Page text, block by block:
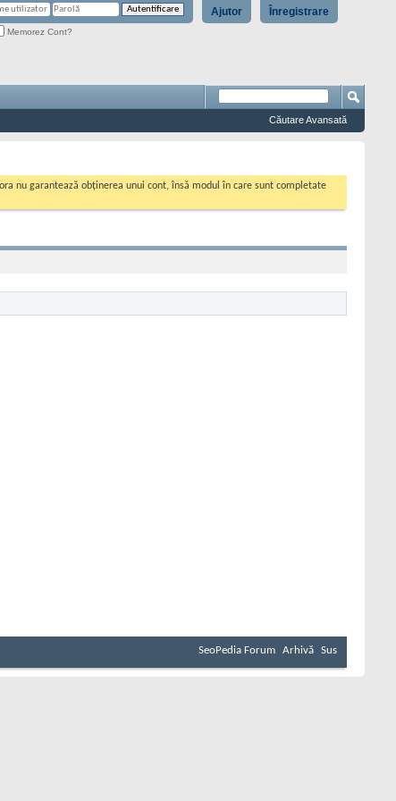
Înregistrare
Ajutor
Memorez Cont?
Căutare Avansată
nu garantează obținerea unui cont, însă modul în care sunt completate
SeoPedia Forum Arhivă Sus